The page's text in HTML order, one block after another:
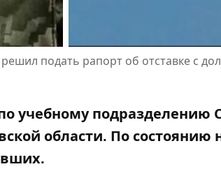
подать рапорт об отставке с
учебному подразделению
области. По состоянию